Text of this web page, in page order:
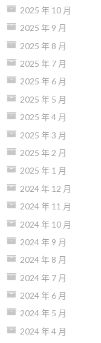
2025 年 10 月
2025 年 9 月
2025 年 8 月
2025 年 7 月
2025 年 6 月
2025 年 5 月
2025 年 4 月
2025 年 3 月
2025 年 2 月
2025 年 1 月
2024 年 12 月
2024 年 11 月
2024 年 10 月
2024 年 9 月
2024 年 8 月
2024 年 7 月
2024 年 6 月
2024 年 5 月
2024 年 4 月